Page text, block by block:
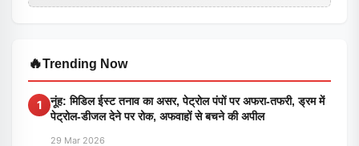
🔥Trending Now
1
नूंह: मिडिल ईस्ट तनाव का असर, पेट्रोल पंपों पर अफरा-तफरी, ड्रम में
पेट्रोल-डीजल देने पर रोक, अफवाहों से बचने की अपील
29 Mar 2026